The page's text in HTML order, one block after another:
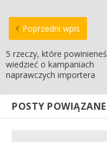
Poprzedni wpis
5 rzeczy, które powinieneś
wiedzieć o kampaniach
naprawczych importera
POSTY POWIĄZANE